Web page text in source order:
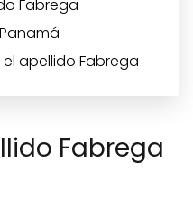
Fabrega
apellido Fabrega
Fabrega